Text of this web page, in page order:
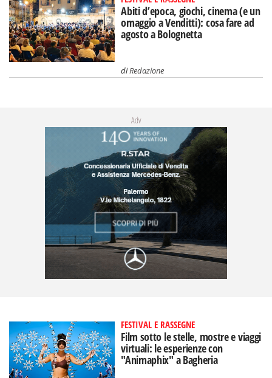
Abiti d’epoca, giochi, cinema (e un
omaggio a Venditti): cosa fare ad
agosto a Bolognetta
diRedazione
Adv
FESTIVAL E RASSEGNE
Film sotto le stelle, mostre e viaggi
virtuali: le esperienze con
"Animaphix" a Bagheria